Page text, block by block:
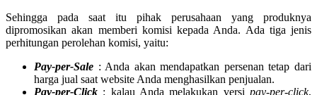
Sehingga pada saat itu pihak perusahaan yang produknya
dipromosikan akan memberi komisi kepada Anda. Ada tiga jenis
perhitungan perolehan komisi, yaitu:
Pay-per-Sale : Anda akan mendapatkan persenan tetap dari
harga jual saat website Anda menghasilkan penjualan.
Pay-per-Click : kalau Anda melakukan versi pay-per-click,